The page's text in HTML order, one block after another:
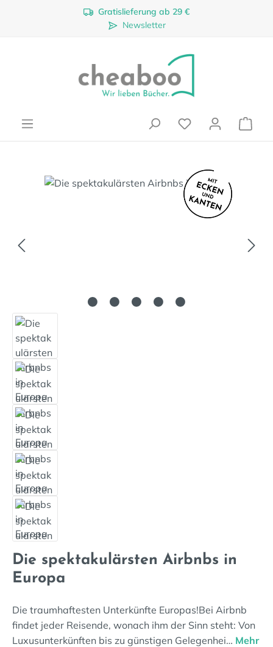
Zum Hauptinhalt springenGratislieferung ab 29 €
Newsletter
Bildergalerie überspringen
Die spektakulärsten Airbnbs in
Europa
Die traumhaftesten Unterkünfte Europas!Bei Airbnb
findet jeder Reisende, wonach ihm der Sinn steht: Von
Luxusunterkünften bis zu günstigen Gelegenhei… Mehr